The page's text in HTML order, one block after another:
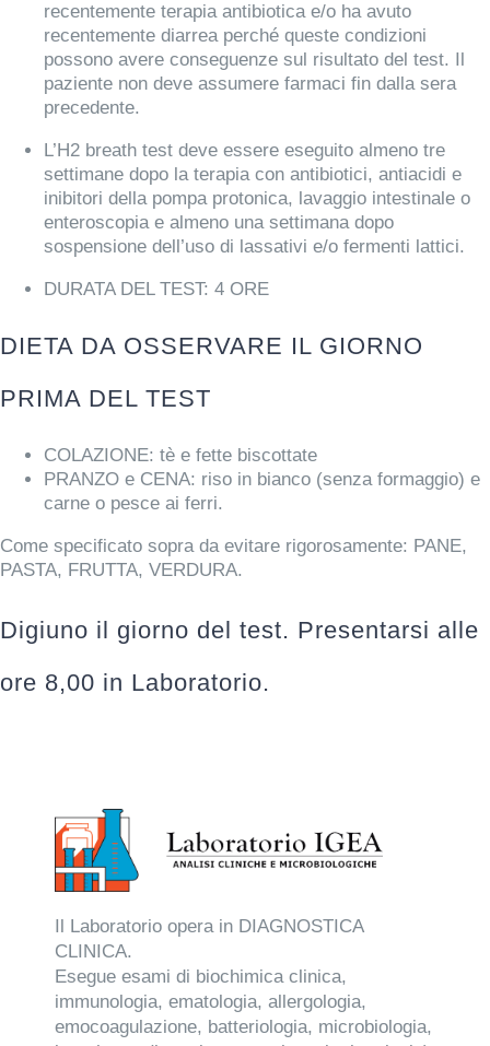
recentemente terapia antibiotica e/o ha avuto
recentemente diarrea perché queste condizioni
possono avere conseguenze sul risultato del test. Il
paziente non deve assumere farmaci fin dalla sera
precedente.
L’H2 breath test deve essere eseguito almeno tre
settimane dopo la terapia con antibiotici, antiacidi e
inibitori della pompa protonica, lavaggio intestinale o
enteroscopia e almeno una settimana dopo
sospensione dell’uso di lassativi e/o fermenti lattici.
DURATA DEL TEST: 4 ORE
DIETA DA OSSERVARE IL GIORNO
PRIMA DEL TEST
COLAZIONE: tè e fette biscottate
PRANZO e CENA: riso in bianco (senza formaggio) e
carne o pesce ai ferri.
Come specificato sopra da evitare rigorosamente: PANE,
PASTA, FRUTTA, VERDURA.
Digiuno il giorno del test. Presentarsi alle
ore 8,00 in Laboratorio.
Il Laboratorio opera in DIAGNOSTICA
CLINICA.
Esegue esami di biochimica clinica,
immunologia, ematologia, allergologia,
emocoagulazione, batteriologia, microbiologia,